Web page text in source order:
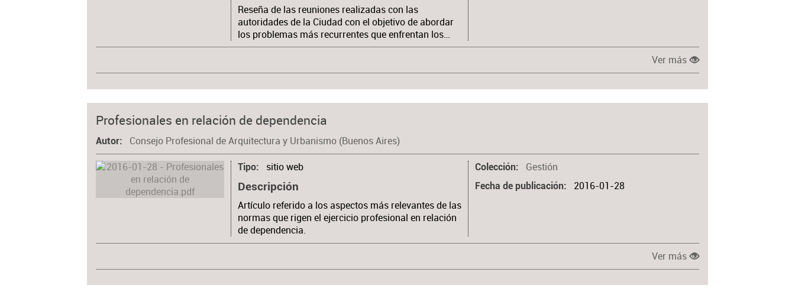
Reseña de las reuniones realizadas con las
autoridades de la Ciudad con el objetivo de abordar
los problemas más recurrentes que enfrentan los…
Ver más
Profesionales en relación de dependencia
Autor Consejo Profesional de Arquitectura y Urbanismo (Buenos Aires)
Tipo sitio web
Descripción
Artículo referido a los aspectos más relevantes de las
normas que rigen el ejercicio profesional en relación
de dependencia.
Colección Gestión
Fecha de publicación 2016-01-28
Ver más